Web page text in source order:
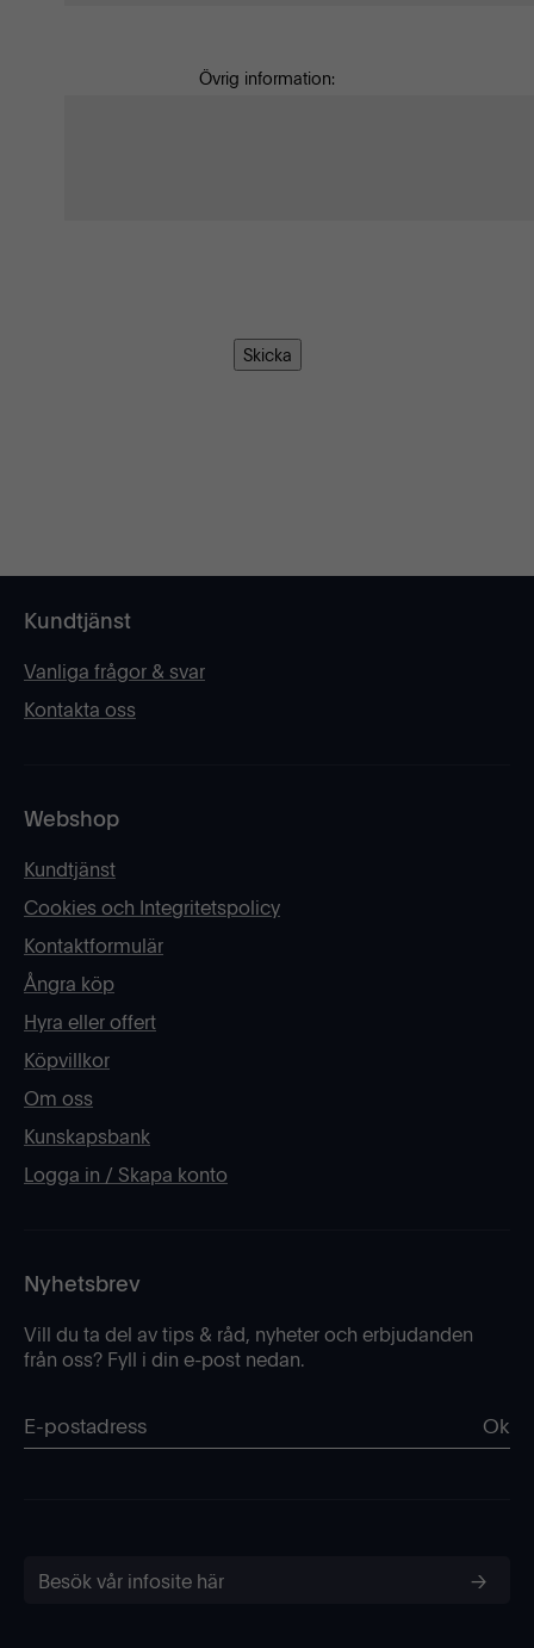
Övrig information:
Skicka
Kundtjänst
Vanliga frågor & svar
Kontakta oss
Webshop
Kundtjänst
Cookies och Integritetspolicy
Kontaktformulär
Ångra köp
Hyra eller offert
Köpvillkor
Om oss
Kunskapsbank
Logga in / Skapa konto
Nyhetsbrev
Vill du ta del av tips & råd, nyheter och erbjudanden
från oss? Fyll i din e-post nedan.
Ok
Besök vår infosite här